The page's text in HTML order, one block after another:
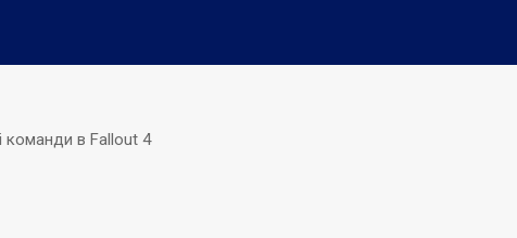
команди в Fallout 4